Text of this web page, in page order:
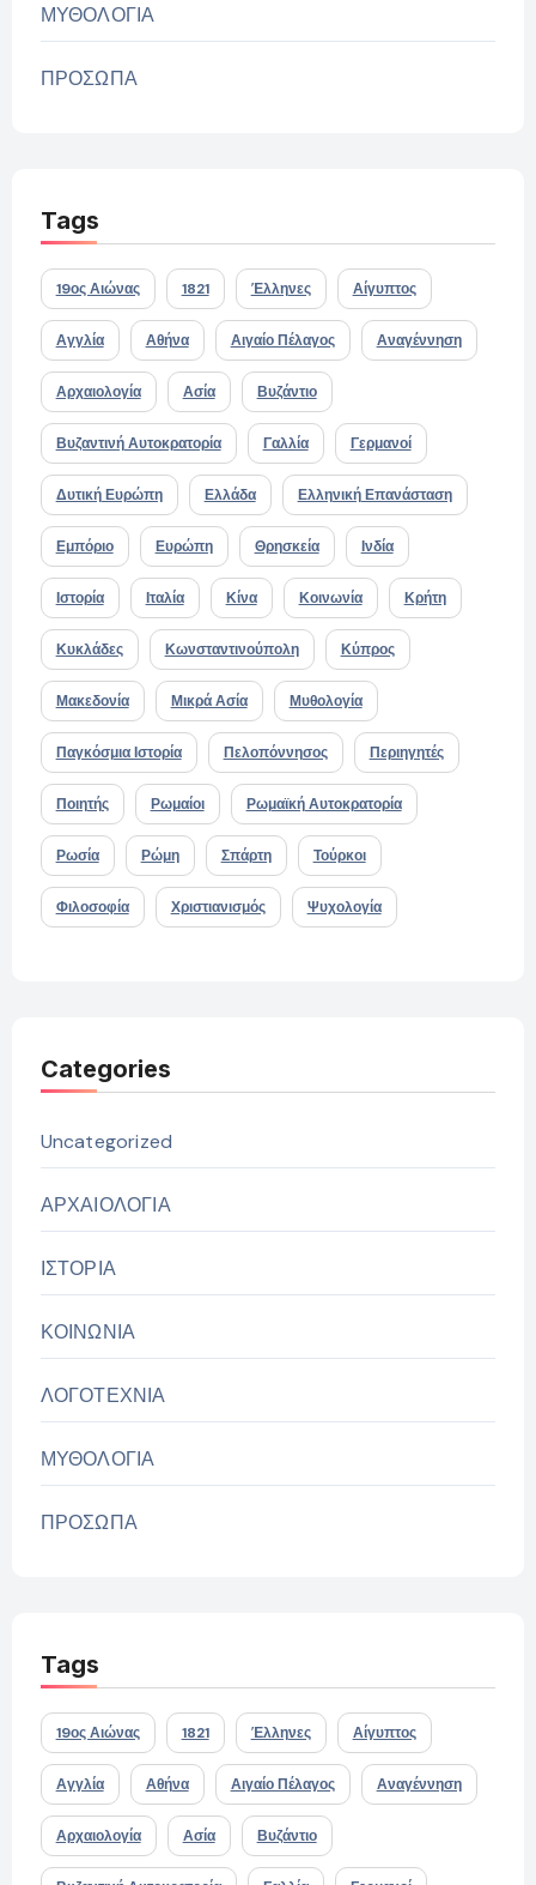
ΜΥΘΟΛΟΓΙΑ
ΠΡΟΣΩΠΑ
Tags
19ος Αιώνας 1821 Έλληνες Αίγυπτος
Αγγλία Αθήνα Αιγαίο Πέλαγος Αναγέννηση
Αρχαιολογία Ασία Βυζάντιο
Βυζαντινή Αυτοκρατορία Γαλλία Γερμανοί
Δυτική Ευρώπη Ελλάδα Ελληνική Επανάσταση
Εμπόριο Ευρώπη Θρησκεία Ινδία
Ιστορία Ιταλία Κίνα Κοινωνία Κρήτη
Κυκλάδες Κωνσταντινούπολη Κύπρος
Μακεδονία Μικρά Ασία Μυθολογία
Παγκόσμια Ιστορία Πελοπόννησος Περιηγητές
Ποιητής Ρωμαίοι Ρωμαϊκή Αυτοκρατορία
Ρωσία Ρώμη Σπάρτη Τούρκοι
Φιλοσοφία Χριστιανισμός Ψυχολογία
Categories
Uncategorized
ΑΡΧΑΙΟΛΟΓΙΑ
ΙΣΤΟΡΙΑ
ΚΟΙΝΩΝΙΑ
ΛΟΓΟΤΕΧΝΙΑ
ΜΥΘΟΛΟΓΙΑ
ΠΡΟΣΩΠΑ
Tags
19ος Αιώνας 1821 Έλληνες Αίγυπτος
Αγγλία Αθήνα Αιγαίο Πέλαγος Αναγέννηση
Αρχαιολογία Ασία Βυζάντιο